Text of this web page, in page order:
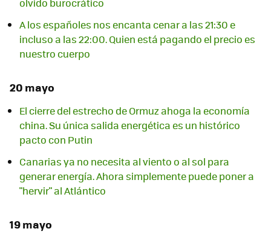
A los españoles nos encanta cenar a las 21:30 e
incluso a las 22:00. Quien está pagando el precio es
nuestro cuerpo
20 mayo
El cierre del estrecho de Ormuz ahoga la economía
china. Su única salida energética es un histórico
pacto con Putin
Canarias ya no necesita al viento o al sol para
generar energía. Ahora simplemente puede poner a
"hervir" al Atlántico
19 mayo